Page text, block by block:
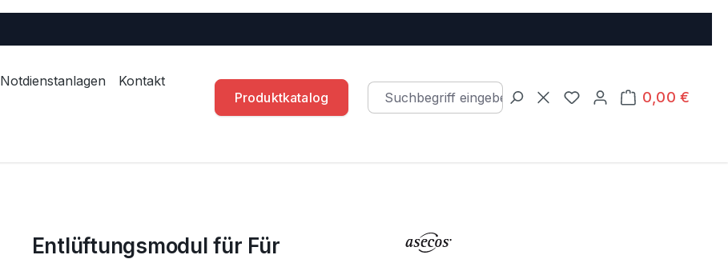
Notdienstanlagen Kontakt
Produktkatalog
Du hast 0 Produkte auf
0,00 €
Warenkorb
Entlüftungsmodul für Für